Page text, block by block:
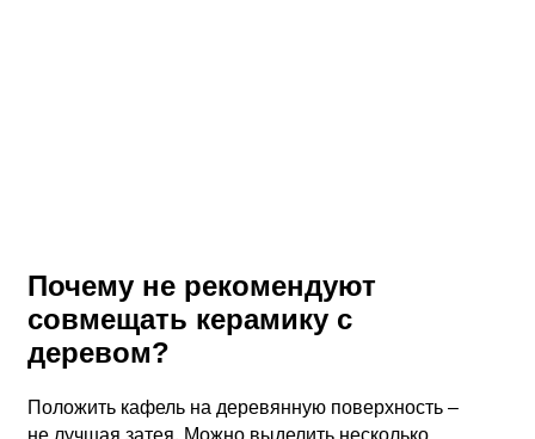
Почему не рекомендуют
совмещать керамику с
деревом?
Положить кафель на деревянную поверхность –
не лучшая затея. Можно выделить несколько